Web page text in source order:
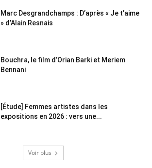
Marc Desgrandchamps : D’après « Je t’aime
» d’Alain Resnais
Bouchra, le film d’Orian Barki et Meriem
Bennani
[Étude] Femmes artistes dans les
expositions en 2026 : vers une...
Voir plus